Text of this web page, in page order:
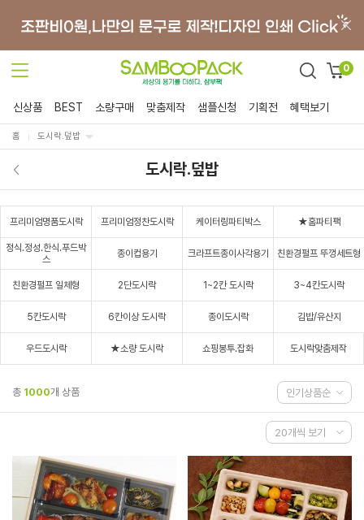
0
신상품 BEST 소량구매 맞춤제작 샘플신청 기획전 혜택보기
홈 도시락.덮밥
도시락.덮밥
프리미엄명품도시락 프리미엄정찬도시락 케이터링파티박스 ★홈파티팩
정식.정성.한식.푸드박
스
종이컵용기 크라프트종이사각용기 친환경펄프 뚜껑세트형
친환경펄프 일체형 2단도시락 1~2칸 도시락 3~4칸도시락
5칸도시락 6칸이상 도시락 종이도시락 김밥/유산지
우드도시락 ★소량 도시락 쇼핑봉투.잡화 도시락맞춤제작
총 1000개 상품